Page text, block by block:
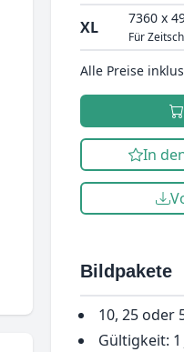
XL 7360 x
Für
Alle Preise
In
Bildpakete
10, 25 oder
Gültigkeit: 1